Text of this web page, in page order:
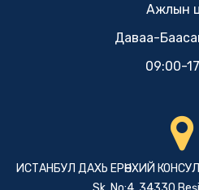
Ажлын
Даваа-
09:00-
ИСТАНБУЛ ДАХЬ ЕРӨНХИЙ